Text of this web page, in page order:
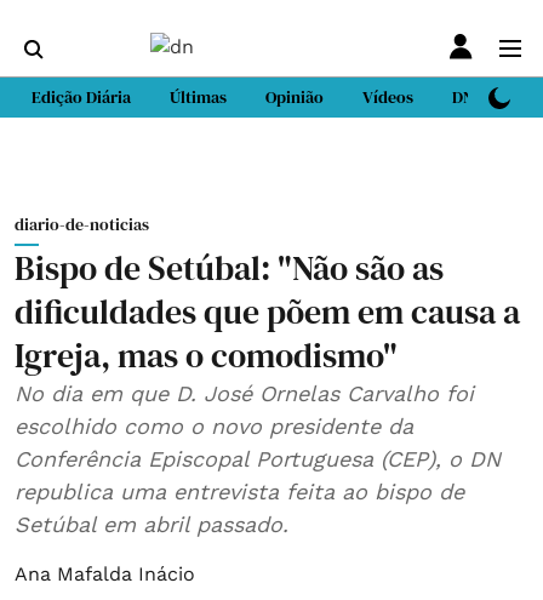
Edição Diária Últimas Opinião Vídeos DN Sport
diario-de-noticias
Bispo de Setúbal: "Não são as
dificuldades que põem em causa a
Igreja, mas o comodismo"
No dia em que D. José Ornelas Carvalho foi
escolhido como o novo presidente da
Conferência Episcopal Portuguesa (CEP), o DN
republica uma entrevista feita ao bispo de
Setúbal em abril passado.
Ana Mafalda Inácio